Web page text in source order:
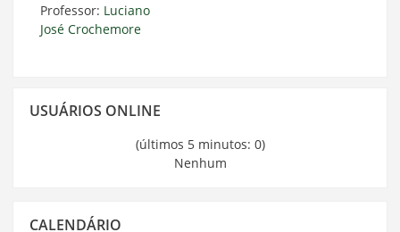
Professor: Luciano
José Crochemore
Usuários
USUÁRIOS ONLINE
(últimos 5 minutos: 0)
Nenhum
Calendário
CALENDÁRIO